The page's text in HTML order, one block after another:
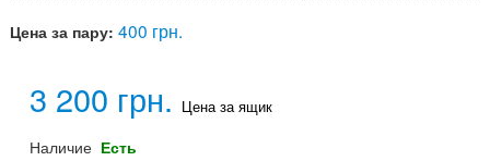
Цена за пару: 400 грн.
3 200 грн. Цена за ящик
Наличие Есть